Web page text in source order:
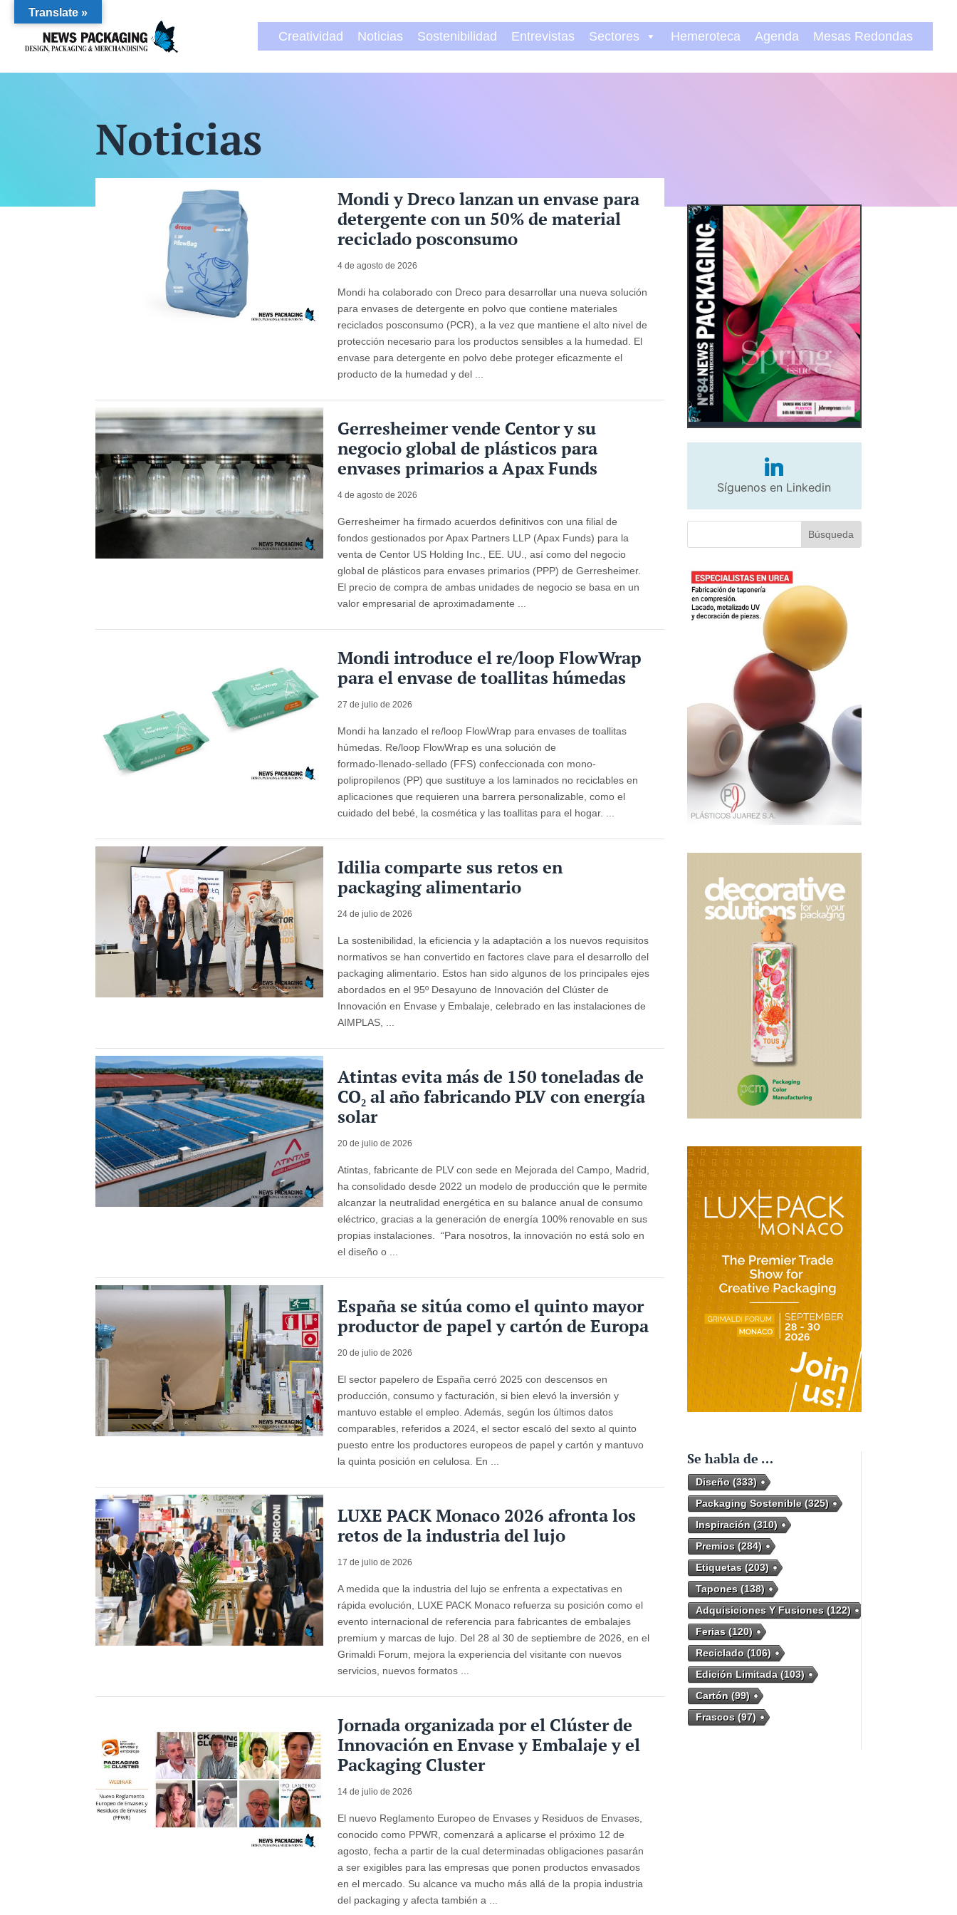
Creatividad Noticias Sostenibilidad Entrevistas Sectores Hemeroteca Agenda Mesas Redondas
Noticias
Mondi y Dreco lanzan un envase para
detergente con un 50% de material
reciclado posconsumo
4 de agosto de 2026
Mondi ha colaborado con Dreco para desarrollar una nueva solución
para envases de detergente en polvo que contiene materiales
reciclados posconsumo (PCR), a la vez que mantiene el alto nivel de
protección necesario para los productos sensibles a la humedad. El
envase para detergente en polvo debe proteger eficazmente el
producto de la humedad y del ...
Gerresheimer vende Centor y su
negocio global de plásticos para
envases primarios a Apax Funds
4 de agosto de 2026
Gerresheimer ha firmado acuerdos definitivos con una filial de
fondos gestionados por Apax Partners LLP (Apax Funds) para la
venta de Centor US Holding Inc., EE. UU., así como del negocio
global de plásticos para envases primarios (PPP) de Gerresheimer.
El precio de compra de ambas unidades de negocio se basa en un
valor empresarial de aproximadamente ...
Mondi introduce el re/loop FlowWrap
para el envase de toallitas húmedas
27 de julio de 2026
Mondi ha lanzado el re/loop FlowWrap para envases de toallitas
húmedas. Re/loop FlowWrap es una solución de
formado‑llenado‑sellado (FFS) confeccionada con mono-
polipropilenos (PP) que sustituye a los laminados no reciclables en
aplicaciones que requieren una barrera personalizable, como el
cuidado del bebé, la cosmética y las toallitas para el hogar. ...
Idilia comparte sus retos en
packaging alimentario
24 de julio de 2026
La sostenibilidad, la eficiencia y la adaptación a los nuevos requisitos
normativos se han convertido en factores clave para el desarrollo del
packaging alimentario. Estos han sido algunos de los principales ejes
abordados en el 95º Desayuno de Innovación del Clúster de
Innovación en Envase y Embalaje, celebrado en las instalaciones de
AIMPLAS, ...
Atintas evita más de 150 toneladas de
CO₂ al año fabricando PLV con energía
solar
20 de julio de 2026
Atintas, fabricante de PLV con sede en Mejorada del Campo, Madrid,
ha consolidado desde 2022 un modelo de producción que le permite
alcanzar la neutralidad energética en su balance anual de consumo
eléctrico, gracias a la generación de energía 100% renovable en sus
propias instalaciones. “Para nosotros, la innovación no está solo en
el diseño o ...
España se sitúa como el quinto mayor
productor de papel y cartón de Europa
20 de julio de 2026
El sector papelero de España cerró 2025 con descensos en
producción, consumo y facturación, si bien elevó la inversión y
mantuvo estable el empleo. Además, según los últimos datos
comparables, referidos a 2024, el sector escaló del sexto al quinto
puesto entre los productores europeos de papel y cartón y mantuvo
la quinta posición en celulosa. En ...
LUXE PACK Monaco 2026 afronta los
retos de la industria del lujo
17 de julio de 2026
A medida que la industria del lujo se enfrenta a expectativas en
rápida evolución, LUXE PACK Monaco refuerza su posición como el
evento internacional de referencia para fabricantes de embalajes
premium y marcas de lujo. Del 28 al 30 de septiembre de 2026, en el
Grimaldi Forum, mejora la experiencia del visitante con nuevos
servicios, nuevos formatos ...
Jornada organizada por el Clúster de
Innovación en Envase y Embalaje y el
Packaging Cluster
14 de julio de 2026
El nuevo Reglamento Europeo de Envases y Residuos de Envases,
conocido como PPWR, comenzará a aplicarse el próximo 12 de
agosto, fecha a partir de la cual determinadas obligaciones pasarán
a ser exigibles para las empresas que ponen productos envasados
en el mercado. Su alcance va mucho más allá de la propia industria
del packaging y afecta también a ...
Síguenos en Linkedin
Se habla de …
Diseño(333)
Packaging Sostenible(325)
Inspiración(310)
Premios(284)
Etiquetas(203)
Tapones(138)
Adquisiciones Y Fusiones(122)
Ferias(120)
Reciclado(106)
Edición Limitada(103)
Cartón(99)
Frascos(97)
Translate »